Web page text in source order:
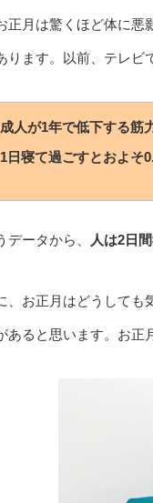
正月は驚くほど体に悪
ります。以前、テレ
成人が1年で低下する筋
1日寝て過ごすとおよそ
データから、 人は2日
、お正月はどうしても
あると思います。お正